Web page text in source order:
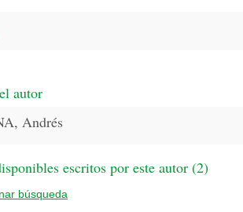
autor
Andrés
escritos por este autor (2)
búsqueda